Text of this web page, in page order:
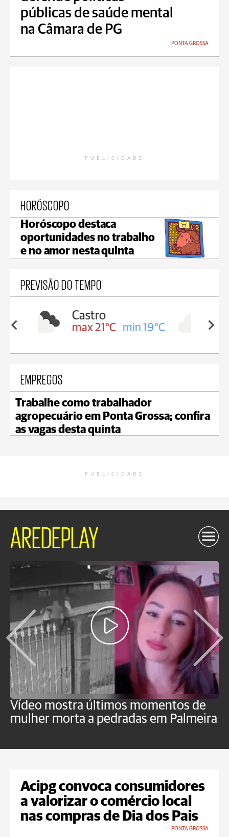
públicas de saúde mental
na Câmara de PG
PONTA GROSSA
PUBLICIDADE
HORÓSCOPO
Horóscopo destaca
oportunidades no trabalho
e no amor nesta quinta
PREVISÃO DO TEMPO
19°C
Carambeí
max 21°C min 18°C
EMPREGOS
Trabalhe como trabalhador
agropecuário em Ponta Grossa; confira
as vagas desta quinta
PUBLICIDADE
AREDEPLAY
Vídeo mostra últimos momentos de
mulher morta a pedradas em Palmeira
Acipg convoca consumidores
a valorizar o comércio local
nas compras de Dia dos Pais
PONTA GROSSA